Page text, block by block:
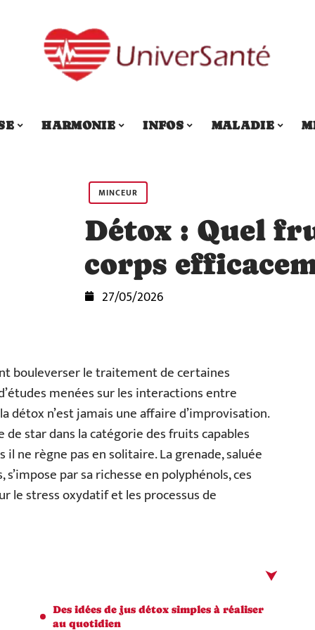
HARMONIE INFOS MALADIE
MINCEUR
Détox : Quel
corps
27/05/2026
bouleverser le traitement de certaines
menées sur les interactions entre
détox n’est jamais une affaire d’improvisation.
star dans la catégorie des fruits capables
ne règne pas en solitaire. La grenade, saluée
par sa richesse en polyphénols, ces
le stress oxydatif et les processus de
Des idées de jus détox simples à réaliser
au quotidien